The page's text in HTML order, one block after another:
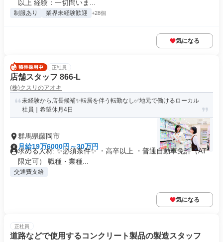
以上 経験：一切問いま...
制服あり 業界未経験歓迎 +28個
気になる
正社員
店舗スタッフ 866-L
(株)クスリのアオキ
未経験から店長候補✨転居を伴う転勤なし✅地元で働けるローカル
社員｜希望休月4日
群馬県藤岡市
月給19万6000円～30万円
求める人材: ✨必須条件✨ ・高卒以上 ・普通自動車免許（AT
限定可） 職種・業種...
交通費支給
気になる
正社員
道路などで使用するコンクリート製品の製造スタッフ